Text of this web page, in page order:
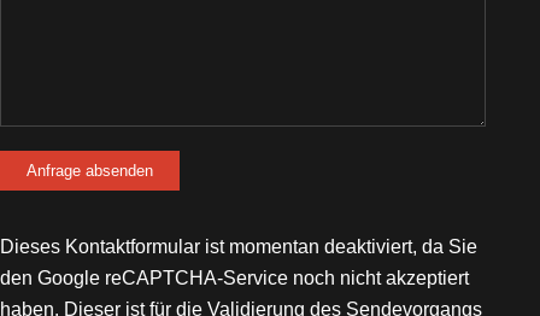
Dieses Kontaktformular ist momentan deaktiviert, da Sie
den Google reCAPTCHA-Service noch nicht akzeptiert
haben. Dieser ist für die Validierung des Sendevorgangs